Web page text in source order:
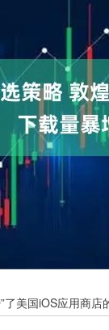
美国iOS应用商店
14110.12